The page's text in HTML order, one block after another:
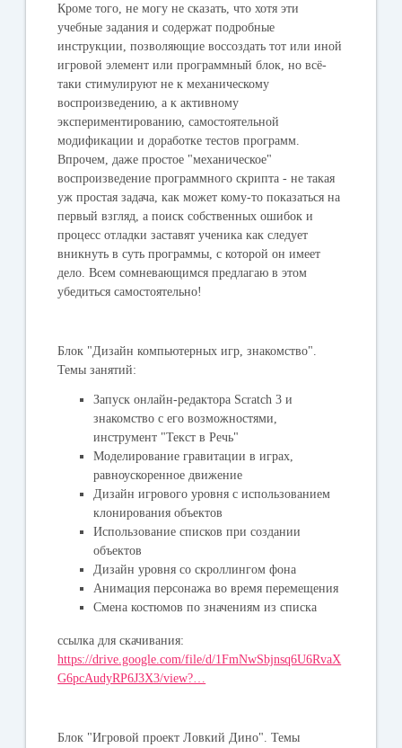
Кроме того, не могу не сказать, что хотя эти
учебные задания и содержат подробные
инструкции, позволяющие воссоздать тот или иной
игровой элемент или программный блок, но всё-
таки стимулируют не к механическому
воспроизведению, а к активному
экспериментированию, самостоятельной
модификации и доработке тестов программ.
Впрочем, даже простое "механическое"
воспроизведение программного скрипта - не такая
уж простая задача, как может кому-то показаться на
первый взгляд, а поиск собственных ошибок и
процесс отладки заставят ученика как следует
вникнуть в суть программы, с которой он имеет
дело. Всем сомневающимся предлагаю в этом
убедиться самостоятельно!
Блок "Дизайн компьютерных игр, знакомство".
Темы занятий:
Запуск онлайн-редактора Scratch 3 и
знакомство с его возможностями,
инструмент "Текст в Речь"
Моделирование гравитации в играх,
равноускоренное движение
Дизайн игрового уровня с использованием
клонирования объектов
Использование списков при создании
объектов
Дизайн уровня со скроллингом фона
Анимация персонажа во время перемещения
Смена костюмов по значениям из списка
ссылка для скачивания:
https://drive.google.com/file/d/1FmNwSbjnsq6U6RvaX
G6pcAudyRP6J3X3/view?…
Блок "Игровой проект Ловкий Дино". Темы